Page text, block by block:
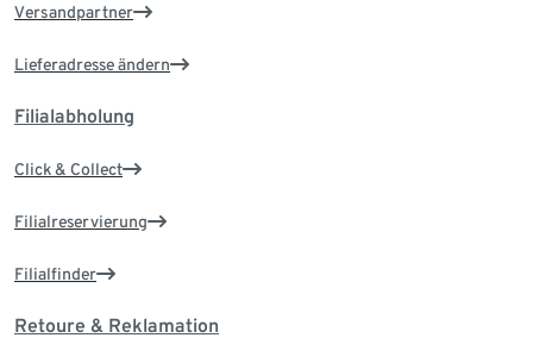
Versandpartner
Lieferadresse ändern
Filialabholung
Click & Collect
Filialreservierung
Filialfinder
Retoure & Reklamation